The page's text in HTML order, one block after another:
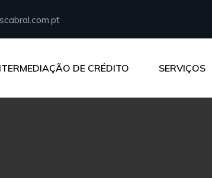
DE CRÉDITO SERVIÇOS